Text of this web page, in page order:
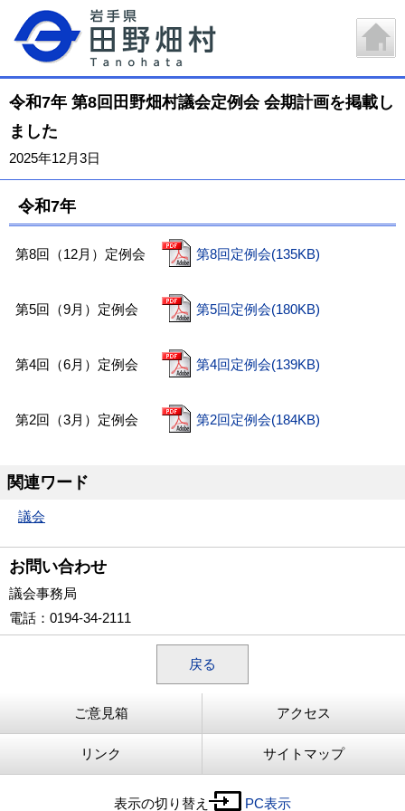
令和7年 第8回田野畑村議会定例会 会期計画を掲載し
ました
2025年12月3日
令和7年
第8回（12月）定例会 第8回定例会(135KB)
第5回（9月）定例会 第5回定例会(180KB)
第4回（6月）定例会 第4回定例会(139KB)
第2回（3月）定例会 第2回定例会(184KB)
関連ワード
議会
お問い合わせ
議会事務局
電話 ：0194-34-2111
戻る
ご意見箱 アクセス
リンク サイトマップ
表示の切り替え PC表示